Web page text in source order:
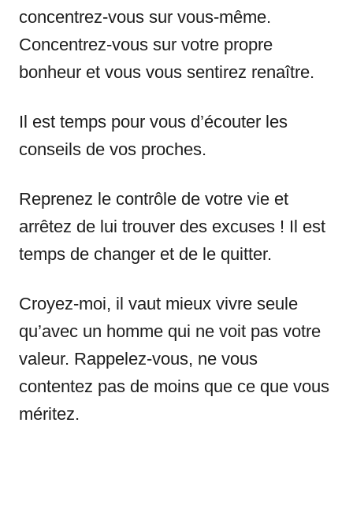
concentrez-vous sur vous-même.
Concentrez-vous sur votre propre
bonheur et vous vous sentirez renaître.
Il est temps pour vous d’écouter les
conseils de vos proches.
Reprenez le contrôle de votre vie et
arrêtez de lui trouver des excuses ! Il est
temps de changer et de le quitter.
Croyez-moi, il vaut mieux vivre seule
qu’avec un homme qui ne voit pas votre
valeur. Rappelez-vous, ne vous
contentez pas de moins que ce que vous
méritez.